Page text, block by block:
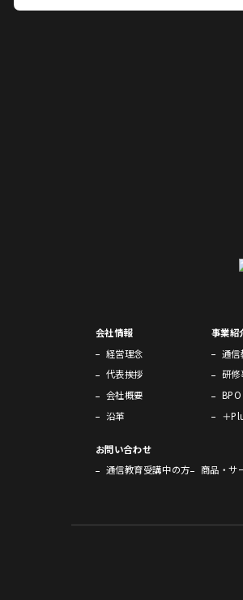
会社情報
経営理念
代表挨拶
会社概要
沿革
事業紹
通信
研修
＋
お問い合わせ
通信教育受講中の方
商品・サ